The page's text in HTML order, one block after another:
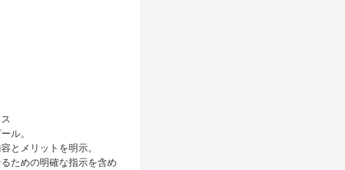
ル。
とメリットを明示。
ための明確な指示を含め